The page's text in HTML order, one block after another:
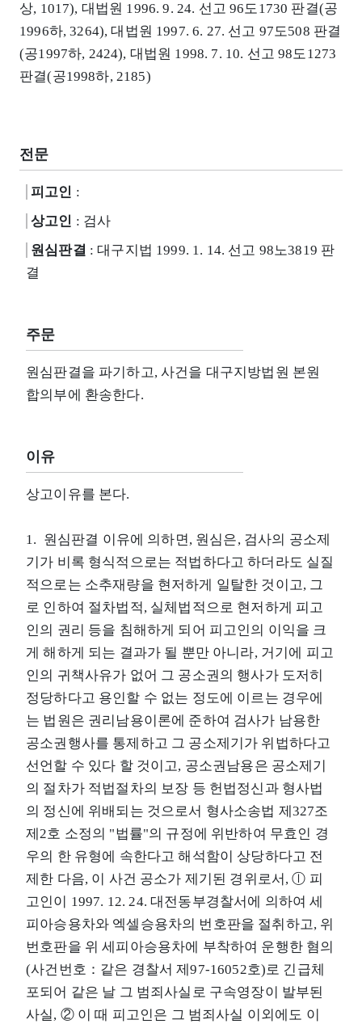
상, 1017), 대법원 1996. 9. 24. 선고 96도1730 판결(공
1996하, 3264), 대법원 1997. 6. 27. 선고 97도508 판결
(공1997하, 2424), 대법원 1998. 7. 10. 선고 98도1273
판결(공1998하, 2185)
전문
피고인 :
상고인 : 검사
원심판결 : 대구지법 1999. 1. 14. 선고 98노3819 판
결
주문
원심판결을 파기하고, 사건을 대구지방법원 본원
합의부에 환송한다.
이유
상고이유를 본다.
1. 원심판결 이유에 의하면, 원심은, 검사의 공소제
기가 비록 형식적으로는 적법하다고 하더라도 실질
적으로는 소추재량을 현저하게 일탈한 것이고, 그
로 인하여 절차법적, 실체법적으로 현저하게 피고
인의 권리 등을 침해하게 되어 피고인의 이익을 크
게 해하게 되는 결과가 될 뿐만 아니라, 거기에 피고
인의 귀책사유가 없어 그 공소권의 행사가 도저히
정당하다고 용인할 수 없는 정도에 이르는 경우에
는 법원은 권리남용이론에 준하여 검사가 남용한
공소권행사를 통제하고 그 공소제기가 위법하다고
선언할 수 있다 할 것이고, 공소권남용은 공소제기
의 절차가 적법절차의 보장 등 헌법정신과 형사법
의 정신에 위배되는 것으로서 형사소송법 제327조
제2호 소정의 "법률"의 규정에 위반하여 무효인 경
우의 한 유형에 속한다고 해석함이 상당하다고 전
제한 다음, 이 사건 공소가 제기된 경위로서, ⓛ 피
고인이 1997. 12. 24. 대전동부경찰서에 의하여 세
피아승용차와 엑셀승용차의 번호판을 절취하고, 위
번호판을 위 세피아승용차에 부착하여 운행한 혐의
(사건번호：같은 경찰서 제97-16052호)로 긴급체
포되어 같은 날 그 범죄사실로 구속영장이 발부된
사실, ② 이 때 피고인은 그 범죄사실 이외에도 이